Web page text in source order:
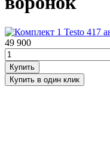
49 900